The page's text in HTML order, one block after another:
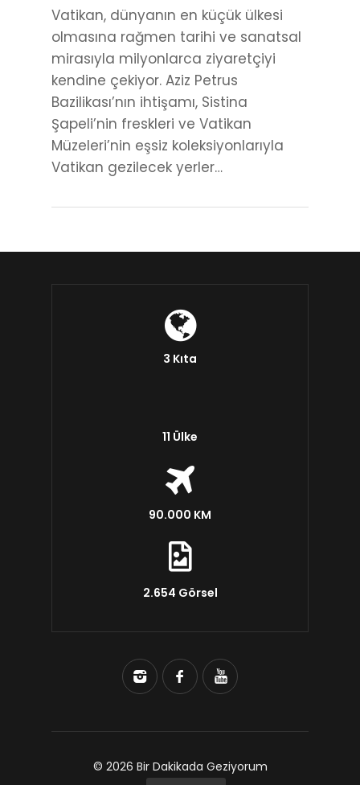
Vatikan, dünyanın en küçük ülkesi
olmasına rağmen tarihi ve sanatsal
mirasıyla milyonlarca ziyaretçiyi
kendine çekiyor. Aziz Petrus
Bazilikası’nın ihtişamı, Sistina
Şapeli’nin freskleri ve Vatikan
Müzeleri’nin eşsiz koleksiyonlarıyla
Vatikan gezilecek yerler…
3 Kıta
11 Ülke
90.000 KM
2.654 Görsel
© 2026 Bir Dakikada Geziyorum